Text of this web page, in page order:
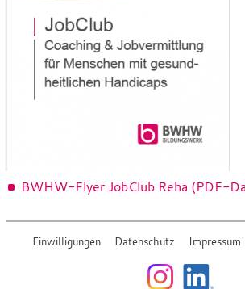
BWHW-Flyer JobClub Reha (PDF-
Einwilligungen Datenschutz Impressum